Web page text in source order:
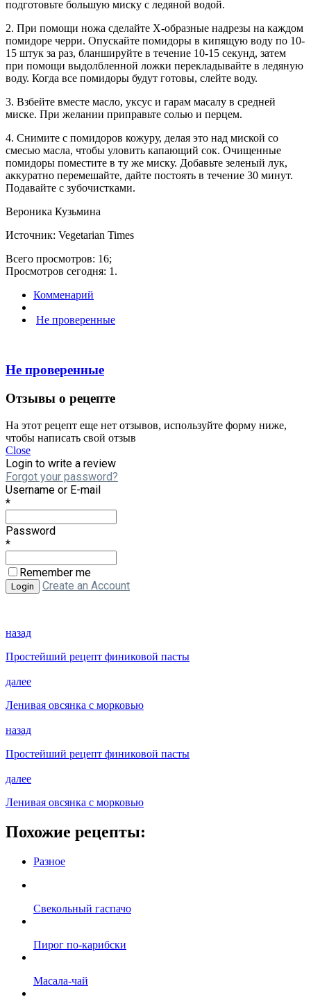
подготовьте большую миску с ледяной водой.
2. При помощи ножа сделайте Х-образные надрезы на каждом
помидоре черри. Опускайте помидоры в кипящую воду по 10-
15 штук за раз, бланшируйте в течение 10-15 секунд, затем
при помощи выдолбленной ложки перекладывайте в ледяную
воду. Когда все помидоры будут готовы, слейте воду.
3. Взбейте вместе масло, уксус и гарам масалу в средней
миске. При желании приправьте солью и перцем.
4. Снимите с помидоров кожуру, делая это над миской со
смесью масла, чтобы уловить капающий сок. Очищенные
помидоры поместите в ту же миску. Добавьте зеленый лук,
аккуратно перемешайте, дайте постоять в течение 30 минут.
Подавайте с зубочистками.
Вероника Кузьмина
Источник: Vegetarian Times
Всего просмотров: 16;
Просмотров сегодня: 1.
Комменарий
Не проверенные
Не проверенные
Отзывы о рецепте
На этот рецепт еще нет отзывов, используйте форму ниже,
чтобы написать свой отзыв
Close
Login to write a review
Forgot your password?
Username or E-mail
*
Password
*
Remember me
Create an Account
назад
Простейший рецепт финиковой пасты
далее
Ленивая овсянка с морковью
назад
Простейший рецепт финиковой пасты
далее
Ленивая овсянка с морковью
Похожие рецепты:
Разное
Свекольный гаспачо
Пирог по-карибски
Масала-чай